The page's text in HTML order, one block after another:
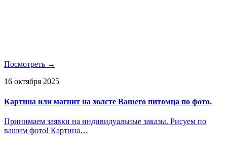
Посмотреть →
16 октября 2025
Картина или магнит на холсте Вашего питомца по фото.
Принимаем заявки на индивидуальные заказы. Рисуем по
вашим фото! Картина…